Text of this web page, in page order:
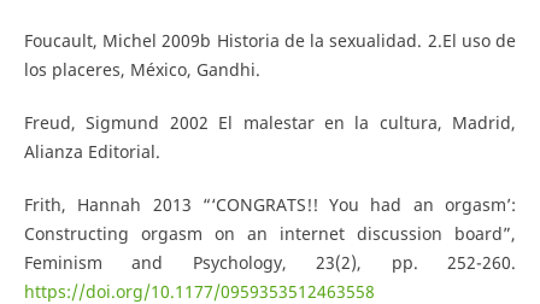
Foucault, Michel 2009b Historia de la sexualidad. 2.El uso de
los placeres, México, Gandhi.
Freud, Sigmund 2002 El malestar en la cultura, Madrid,
Alianza Editorial.
Frith, Hannah 2013 “‘CONGRATS!! You had an orgasm’:
Constructing orgasm on an internet discussion board”,
Feminism and Psychology, 23(2), pp. 252-260.
https://doi.org/10.1177/0959353512463558